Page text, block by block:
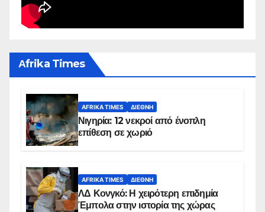
Αfrika Times
AFRIKA TIMES ΔΙΕΘΝΉ
Νιγηρία: 12 νεκροί από ένοπλη
επίθεση σε χωριό
AFRIKA TIMES ΔΙΕΘΝΉ
ΛΔ Κονγκό: Η χειρότερη επιδημία
Έμπολα στην ιστορία της χώρας